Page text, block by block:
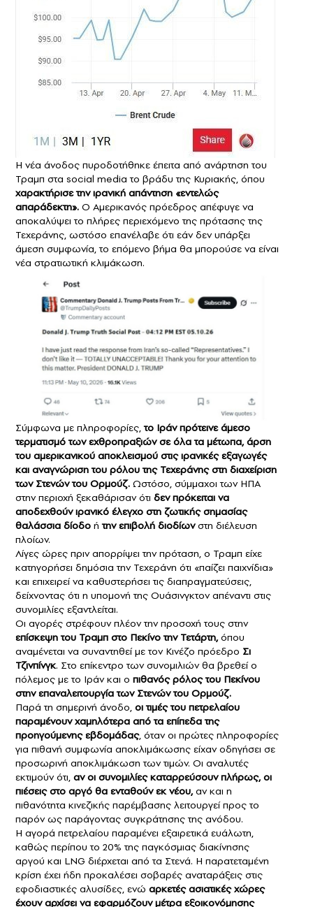
Η νέα άνοδος πυροδοτήθηκε έπειτα από ανάρτηση του
Τραμπ στα social media το βράδυ της Κυριακής, όπου
χαρακτήρισε την ιρανική απάντηση «εντελώς
απαράδεκτη». Ο Αμερικανός πρόεδρος απέφυγε να
αποκαλύψει το πλήρες περιεχόμενο της πρότασης της
Τεχεράνης, ωστόσο επανέλαβε ότι εάν δεν υπάρξει
άμεση συμφωνία, το επόμενο βήμα θα μπορούσε να είναι
νέα στρατιωτική κλιμάκωση.
Σύμφωνα με πληροφορίες,το Ιράν πρότεινε άμεσο
τερματισμό των εχθροπραξιών σε όλα τα μέτωπα, άρση
του αμερικανικού αποκλεισμού στις ιρανικές εξαγωγές
και αναγνώριση του ρόλου της Τεχεράνης στη διαχείριση
των Στενών του Ορμούζ. Ωστόσο, σύμμαχοι των ΗΠΑ
στην περιοχή ξεκαθάρισαν ότι δεν πρόκειται να
αποδεχθούν ιρανικό έλεγχο στη ζωτικής σημασίας
θαλάσσια δίοδο ήτην επιβολή διοδίωνστη διέλευση
πλοίων.
Λίγες ώρες πριν απορρίψει την πρόταση, ο Τραμπ είχε
κατηγορήσει δημόσια την Τεχεράνη ότι «παίζει παιχνίδια»
και επιχειρεί να καθυστερήσει τις διαπραγματεύσεις,
δείχνοντας ότι η υπομονή της Ουάσινγκτον απέναντι στις
συνομιλίες εξαντλείται.
Οι αγορές στρέφουν πλέον την προσοχή τους στην
επίσκεψη του Τραμπ στο Πεκίνο την Τετάρτη,όπου
αναμένεται να συναντηθεί με τον Κινέζο πρόεδρο Σι
Τζινπίνγκ. Στο επίκεντρο των συνομιλιών θα βρεθεί ο
πόλεμος με το Ιράν και ο πιθανός ρόλος του Πεκίνου
στην επαναλειτουργία των Στενών του Ορμούζ.
Παρά τη σημερινή άνοδο, οι τιμές του πετρελαίου
παραμένουν χαμηλότερα από τα επίπεδα της
προηγούμενης εβδομάδας, όταν οι πρώτες πληροφορίες
για πιθανή συμφωνία αποκλιμάκωσης είχαν οδηγήσει σε
προσωρινή αποκλιμάκωση των τιμών. Οι αναλυτές
εκτιμούν ότι, αν οι συνομιλίες καταρρεύσουν πλήρως, οι
πιέσεις στο αργό θα ενταθούν εκ νέου,αν και η
πιθανότητα κινεζικής παρέμβασης λειτουργεί προς το
παρόν ως παράγοντας συγκράτησης της ανόδου.
Η αγορά πετρελαίου παραμένει εξαιρετικά ευάλωτη,
καθώς περίπου το 20% της παγκόσμιας διακίνησης
αργού και LNG διέρχεται από τα Στενά. Η παρατεταμένη
κρίση έχει ήδη προκαλέσει σοβαρές αναταράξεις στις
εφοδιαστικές αλυσίδες, ενώ αρκετές ασιατικές χώρες
έχουν αρχίσει να εφαρμόζουν μέτρα εξοικονόμησης